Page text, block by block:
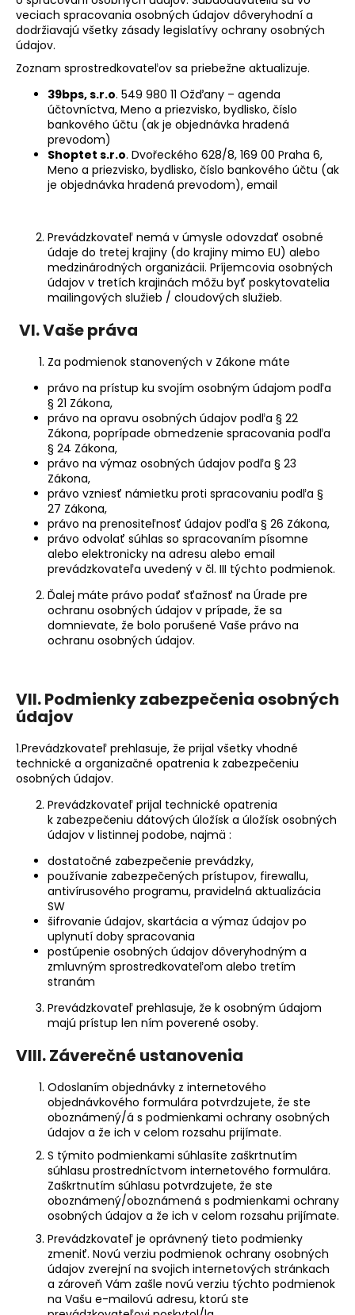
veciach spracovania osobných údajov dôveryhodní a
dodržiavajú všetky zásady legislatívy ochrany osobných
údajov.
Zoznam sprostredkovateľov sa priebežne aktualizuje.
39bps, s.r.o. 549 980 11 Ožďany – agenda
účtovníctva, Meno a priezvisko, bydlisko, číslo
bankového účtu (ak je objednávka hradená
prevodom)
Shoptet s.r.o. Dvořeckého 628/8, 169 00 Praha 6,
Meno a priezvisko, bydlisko, číslo bankového účtu (ak
je objednávka hradená prevodom), email
Prevádzkovateľ nemá v úmysle odovzdať osobné
údaje do tretej krajiny (do krajiny mimo EU) alebo
medzinárodných organizácii. Príjemcovia osobných
údajov v tretích krajinách môžu byť poskytovatelia
mailingových služieb / cloudových služieb.
VI.Vaše práva
Za podmienok stanovených v Zákone máte
právo na prístup ku svojím osobným údajom podľa
§ 21 Zákona,
právo na opravu osobných údajov podľa § 22
Zákona, poprípade obmedzenie spracovania podľa
§ 24 Zákona,
právo na výmaz osobných údajov podľa § 23
Zákona,
právo vzniesť námietku proti spracovaniu podľa §
27 Zákona,
právo na prenositeľnosť údajov podľa § 26 Zákona,
právo odvolať súhlas so spracovaním písomne
alebo elektronicky na adresu alebo email
prevádzkovateľa uvedený v čl. III týchto podmienok.
Ďalej máte právo podať sťažnosť na Úrade pre
ochranu osobných údajov v prípade, že sa
domnievate, že bolo porušené Vaše právo na
ochranu osobných údajov.
VII. Podmienky zabezpečenia osobných
údajov
1.Prevádzkovateľ prehlasuje, že prijal všetky vhodné
technické a organizačné opatrenia k zabezpečeniu
osobných údajov.
Prevádzkovateľ prijal technické opatrenia
k zabezpečeniu dátových úložísk a úložísk osobných
údajov v listinnej podobe, najmä :
dostatočné zabezpečenie prevádzky,
používanie zabezpečených prístupov, firewallu,
antivírusového programu, pravidelná aktualizácia
SW
šifrovanie údajov, skartácia a výmaz údajov po
uplynutí doby spracovania
postúpenie osobných údajov dôveryhodným a
zmluvným sprostredkovateľom alebo tretím
stranám
Prevádzkovateľ prehlasuje, že k osobným údajom
majú prístup len ním poverené osoby.
VIII. Záverečné ustanovenia
Odoslaním objednávky z internetového
objednávkového formulára potvrdzujete, že ste
oboznámený/á s podmienkami ochrany osobných
údajov a že ich v celom rozsahu prijímate.
S týmito podmienkami súhlasíte zaškrtnutím
súhlasu prostredníctvom internetového formulára.
Zaškrtnutím súhlasu potvrdzujete, že ste
oboznámený/oboznámená s podmienkami ochrany
osobných údajov a že ich v celom rozsahu prijímate.
Prevádzkovateľ je oprávnený tieto podmienky
zmeniť. Novú verziu podmienok ochrany osobných
údajov zverejní na svojich internetových stránkach
a zároveň Vám zašle novú verziu týchto podmienok
na Vašu e-mailovú adresu, ktorú ste